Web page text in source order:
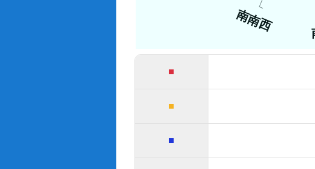
南南西
■
■
■